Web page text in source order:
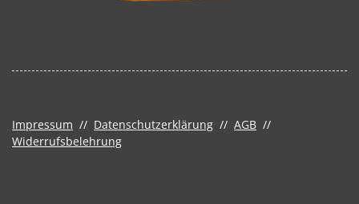
Impressum // Datenschutzerklärung // AGB //
Widerrufsbelehrung